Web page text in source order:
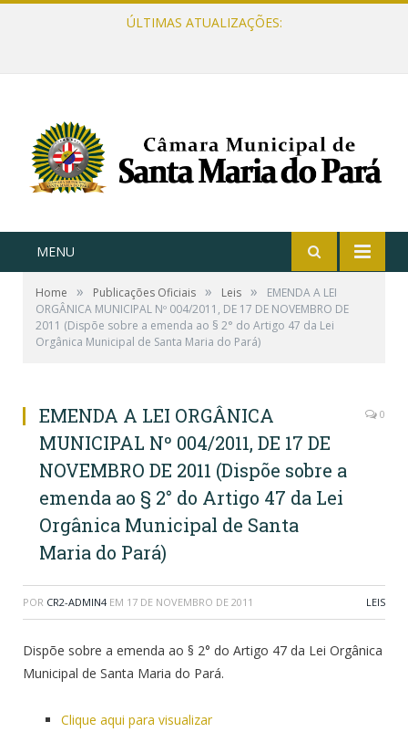
ÚLTIMAS ATUALIZAÇÕES:
MENU
Home » Publicações Oficiais » Leis »
EMENDA A LEI
ORGÂNICA MUNICIPAL Nº 004/2011, DE 17 DE NOVEMBRO DE
2011 (Dispõe sobre a emenda ao § 2° do Artigo 47 da Lei
Orgânica Municipal de Santa Maria do Pará)
EMENDA A LEI ORGÂNICA
MUNICIPAL Nº 004/2011, DE 17 DE
NOVEMBRO DE 2011 (Dispõe sobre a
emenda ao § 2° do Artigo 47 da Lei
Orgânica Municipal de Santa
Maria do Pará)
0
POR CR2-ADMIN4 EM 17 DE NOVEMBRO DE 2011 LEIS
Dispõe sobre a emenda ao § 2° do Artigo 47 da Lei Orgânica
Municipal de Santa Maria do Pará.
Clique aqui para visualizar